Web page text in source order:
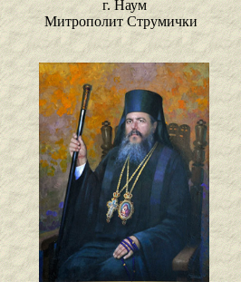
г. Наум
Митрополит Струмички